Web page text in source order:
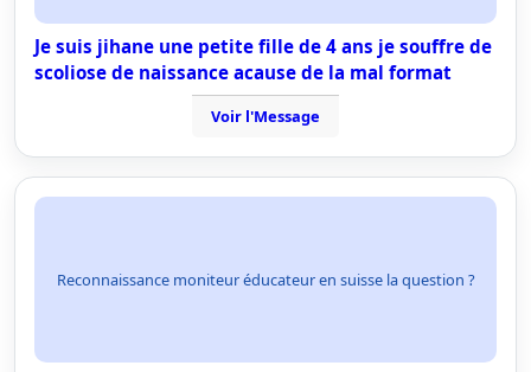
Je suis jihane une petite fille de 4 ans je souffre de
scoliose de naissance acause de la mal format
Voir l'Message
Reconnaissance moniteur éducateur en suisse la question ?